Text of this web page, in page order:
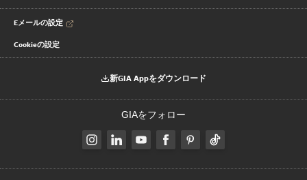
Eメールの設定
Cookieの設定
新GIA Appをダウンロード
GIAをフォロー